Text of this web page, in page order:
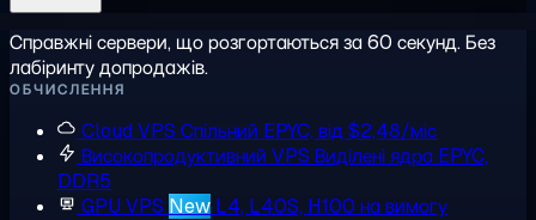
Справжні сервери, що розгортаються за 60 секунд. Без
лабіринту допродажів.
ОБЧИСЛЕННЯ
Cloud VPS Спільний EPYC, від $2,48/міс
Високопродуктивний VPS Виділені ядра EPYC,
DDR5
GPU VPS New L4, L40S, H100 на вимогу